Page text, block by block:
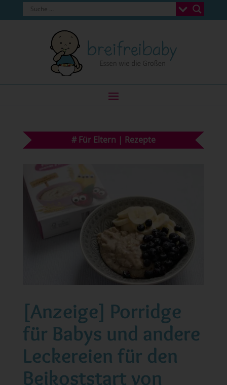
# Für Eltern | Rezepte
[Anzeige] Porridge
für Babys und andere
Leckereien für den
Beikoststart von